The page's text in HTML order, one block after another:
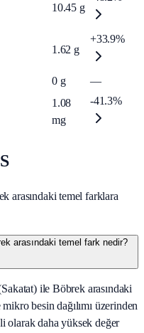
10.45 g
1.62 g
+33.9%
0 g —
1.08
mg
-41.3%
arasındaki temel farklara
arasındaki temel fark nedir?
ile Böbrek arasındaki
besin dağılımı üzerinden
olarak daha yüksek değer